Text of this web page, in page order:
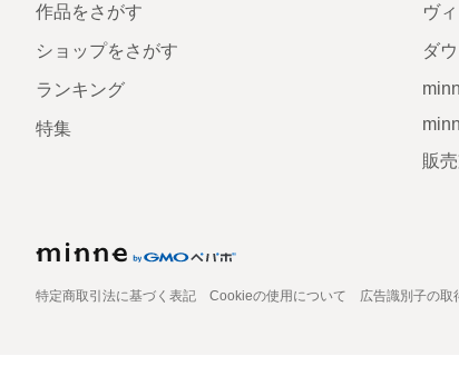
作品をさがす
ショップをさがす
ランキング
特集
ヴ
ダ
販
特定商取引法に基づく表記 Cookieの使用について 広告識別子の取